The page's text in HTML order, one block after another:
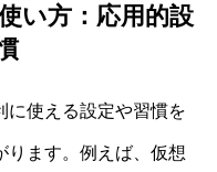
い方：応用的設
に使える設定や習慣を
ります。例えば、仮想